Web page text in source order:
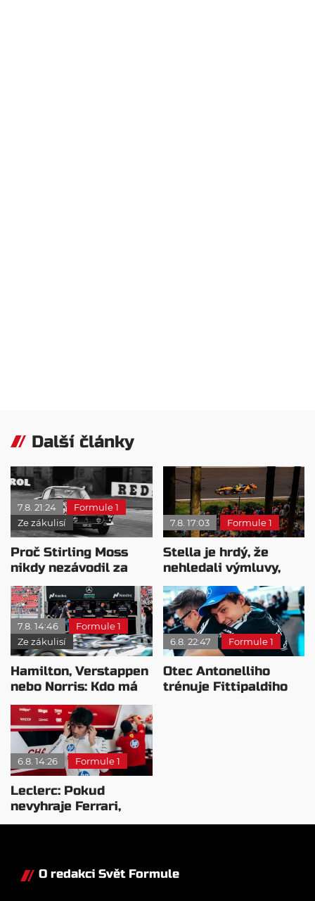
Další články
7.8. 21:24
Formule 1
Ze zákulisí
Proč Stirling Moss
nikdy nezávodil za
Ferrariho
7.8. 17:03 Formule 1
Stella je hrdý, že
nehledali výmluvy,
proč nedokážou
bojovat o titul
7.8. 14:46
Formule 1
Ze zákulisí
Hamilton, Verstappen
nebo Norris: Kdo má
nejvyšší plat?
6.8. 22:47 Formule 1
Otec Antonelliho
trénuje Fittipaldiho
6.8. 14:26 Formule 1
Leclerc: Pokud
nevyhraje Ferrari,
přeji titul
O redakci Svět Formule